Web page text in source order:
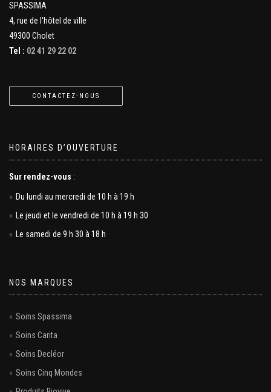
SPASSIMA
4, rue de l'hôtel de ville
49300 Cholet
Tel : 02 41 29 22 02
CONTACTEZ-NOUS
HORAIRES D’OUVERTURE
Sur rendez-vous :
Du lundi au mercredi de 10 h à 19 h
Le jeudi et le vendredi de 10 h à 19 h 30
Le samedi de 9 h 30 à 18 h
NOS MARQUES
Soins Spassima
Soins Carita
Soins Decléor
Soins Cinq Mondes